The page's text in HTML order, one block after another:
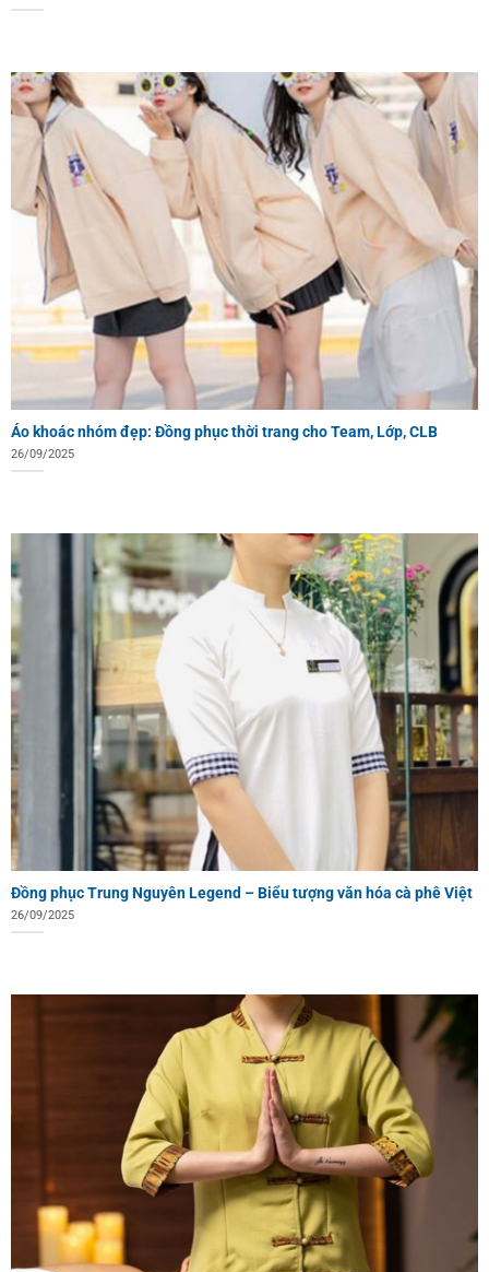
Áo khoác nhóm đẹp: Đồng phục thời trang cho Team, Lớp, CLB
26/09/2025
Đồng phục Trung Nguyên Legend – Biểu tượng văn hóa cà phê Việt
26/09/2025